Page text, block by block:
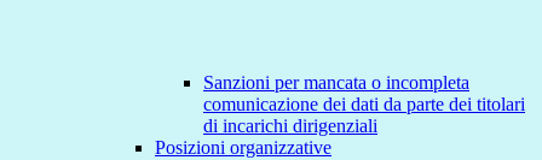
Sanzioni per mancata o incompleta
comunicazione dei dati da parte dei titolari
di incarichi dirigenziali
Posizioni organizzative